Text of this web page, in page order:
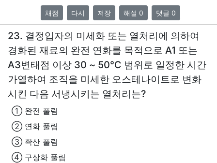
채점 다시 저장 해설 0 댓글 0
23. 결정입자의 미세화 또는 열처리에 의하여
경화된 재료의 완전 연화를 목적으로 A1 또는
A3변태점 이상 30 ~ 50℃ 범위로 일정한 시간
가열하여 조직을 미세한 오스테나이트로 변화
시킨 다음 서냉시키는 열처리는?
① 완전 풀림
② 연화 풀림
③ 확산 풀림
④ 구상화 풀림